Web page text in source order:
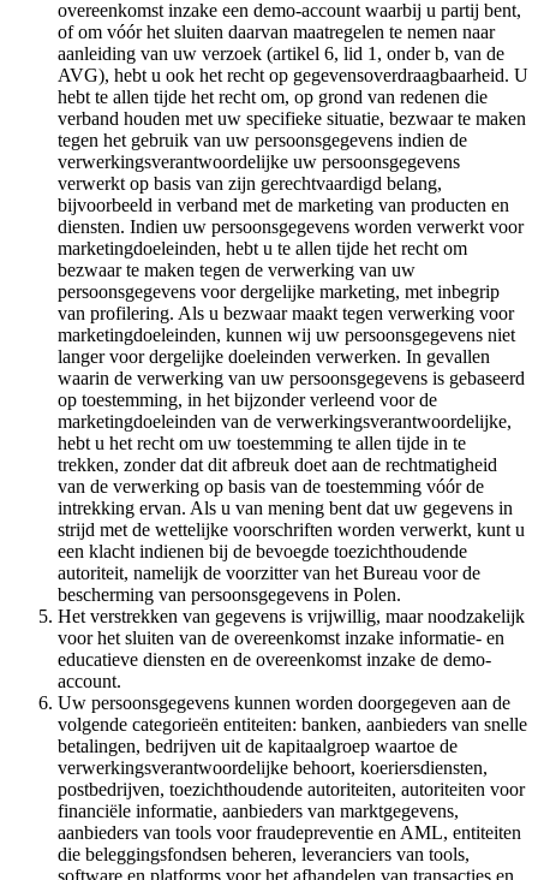
overeenkomst inzake een demo-account waarbij u partij bent,
of om vóór het sluiten daarvan maatregelen te nemen naar
aanleiding van uw verzoek (artikel 6, lid 1, onder b, van de
AVG), hebt u ook het recht op gegevensoverdraagbaarheid. U
hebt te allen tijde het recht om, op grond van redenen die
verband houden met uw specifieke situatie, bezwaar te maken
tegen het gebruik van uw persoonsgegevens indien de
verwerkingsverantwoordelijke uw persoonsgegevens
verwerkt op basis van zijn gerechtvaardigd belang,
bijvoorbeeld in verband met de marketing van producten en
diensten. Indien uw persoonsgegevens worden verwerkt voor
marketingdoeleinden, hebt u te allen tijde het recht om
bezwaar te maken tegen de verwerking van uw
persoonsgegevens voor dergelijke marketing, met inbegrip
van profilering. Als u bezwaar maakt tegen verwerking voor
marketingdoeleinden, kunnen wij uw persoonsgegevens niet
langer voor dergelijke doeleinden verwerken. In gevallen
waarin de verwerking van uw persoonsgegevens is gebaseerd
op toestemming, in het bijzonder verleend voor de
marketingdoeleinden van de verwerkingsverantwoordelijke,
hebt u het recht om uw toestemming te allen tijde in te
trekken, zonder dat dit afbreuk doet aan de rechtmatigheid
van de verwerking op basis van de toestemming vóór de
intrekking ervan. Als u van mening bent dat uw gegevens in
strijd met de wettelijke voorschriften worden verwerkt, kunt u
een klacht indienen bij de bevoegde toezichthoudende
autoriteit, namelijk de voorzitter van het Bureau voor de
bescherming van persoonsgegevens in Polen.
Het verstrekken van gegevens is vrijwillig, maar noodzakelijk
voor het sluiten van de overeenkomst inzake informatie- en
educatieve diensten en de overeenkomst inzake de demo-
account.
Uw persoonsgegevens kunnen worden doorgegeven aan de
volgende categorieën entiteiten: banken, aanbieders van snelle
betalingen, bedrijven uit de kapitaalgroep waartoe de
verwerkingsverantwoordelijke behoort, koeriersdiensten,
postbedrijven, toezichthoudende autoriteiten, autoriteiten voor
financiële informatie, aanbieders van marktgegevens,
aanbieders van tools voor fraudepreventie en AML, entiteiten
die beleggingsfondsen beheren, leveranciers van tools,
software en platforms voor het afhandelen van transacties en